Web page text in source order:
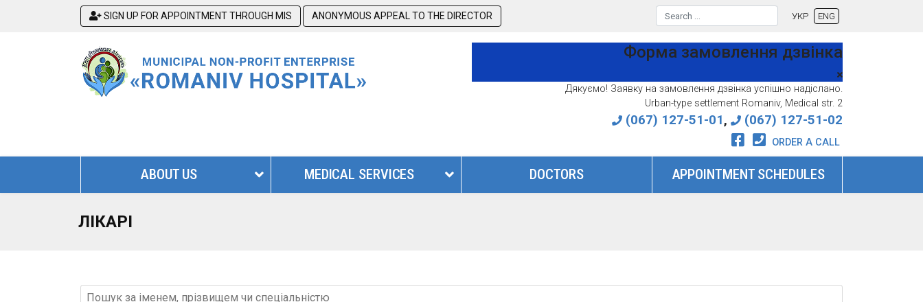
SIGN UP FOR APPOINTMENT THROUGH MIS ANONYMOUS APPEAL TO THE DIRECTOR
Search
УКР ENG
Форма замовлення дзвінка
Дякуємо! Заявку на замовлення дзвінка успішно надіслано.
Urban-type settlement Romaniv, Medical str. 2
(067) 127-51-01, (067) 127-51-02
ORDER A CALL
ABOUT US MEDICAL SERVICES DOCTORS APPOINTMENT SCHEDULES
ЛІКАРІ